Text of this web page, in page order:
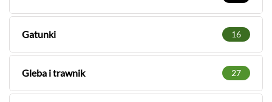
Gatunki 16
Gleba i trawnik 27